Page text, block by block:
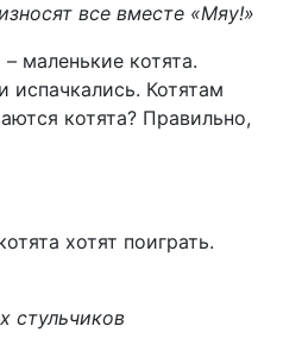
все вместе «Мяу!»
маленькие котята.
испачкались. Котятам
котята? Правильно,
хотят поиграть.
стульчиков